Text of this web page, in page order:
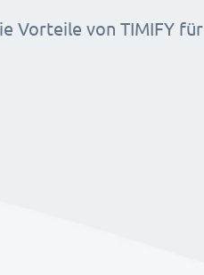
Vorteile von TIMIFY für